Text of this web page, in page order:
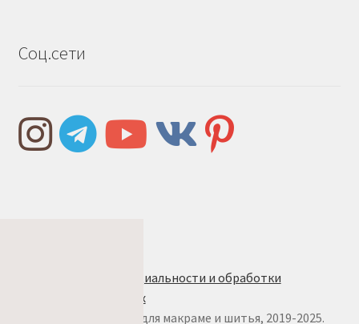
Соц.сети
Политика конфиденциальности и обработки
персональных данных
© w.ALL.s, материалы для макраме и шитья, 2019-2025.